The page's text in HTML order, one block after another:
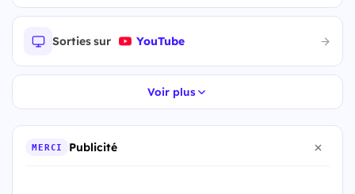
Sorties sur YouTube
Voir plus
MERCI Publicité